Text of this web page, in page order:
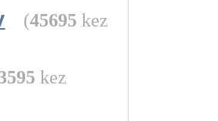
(45695 kez
kez